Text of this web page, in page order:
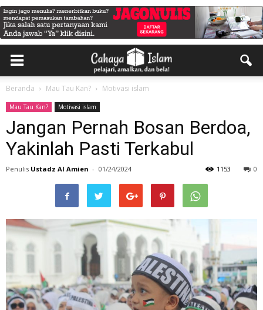
Beranda Mau Tau Kan? Motivasi islam
Mau Tau Kan? Motivasi islam
Jangan Pernah Bosan Berdoa,
Yakinlah Pasti Terkabul
Penulis Ustadz Al Amien - 01/24/2024 0
1153